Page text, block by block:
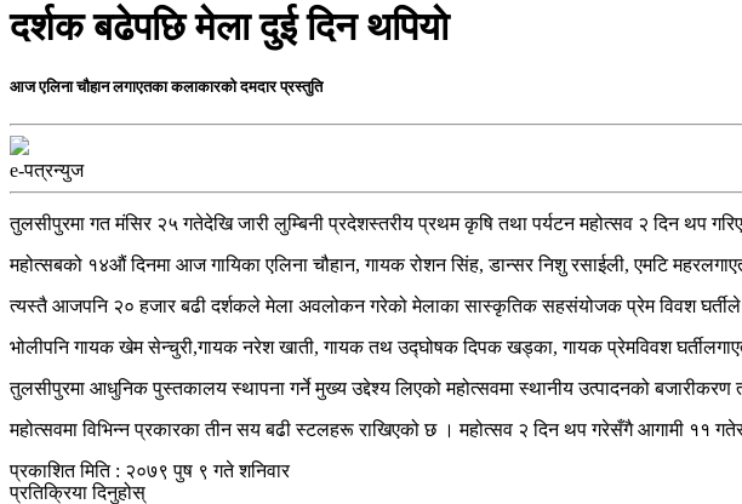
दर्शक बढेपछि मेला दुई दिन थपियाे
आज एलिना चाैहान लगाएतका कलाकारकाे दमदार प्रस्तुति
e-पत्रन्युज
तुलसीपुरमा गत मंसिर २५ गतेदेखि जारी लुम्बिनी प्रदेशस्तरीय प्रथम कृषि तथा पर्यटन महोत्सव २ दिन थप
महोत्सबको १४औं दिनमा आज गायिका एलिना चौहान, गायक रोशन सिंह, डान्सर निशु रसाईली, एमटि
त्यस्तै आजपनि २० हजार बढी दर्शकले मेला अवलोकन गरेको मेलाका सास्कृतिक सहसंयोजक प्रेम विवश घर्तीले
भोलीपनि गायक खेम सेन्चुरी,गायक नरेश खाती, गायक तथ उद्घोषक दिपक खड्का, गायक प्रेमविवश
तुलसीपुरमा आधुनिक पुस्तकालय स्थापना गर्ने मुख्य उद्देश्य लिएको महोत्सवमा स्थानीय उत्पादनको
महोत्सवमा विभिन्न प्रकारका तीन सय बढी स्टलहरू राखिएको छ । महोत्सव २ दिन थप गरेसँगै आगामी
प्रकाशित मिति : २०७९ पुष ९ गते शनिवार
प्रतिक्रिया दिनुहोस्